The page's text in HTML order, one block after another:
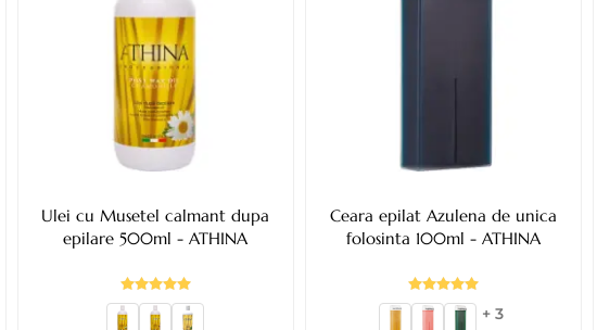
Ulei cu Musetel calmant dupa
epilare 500ml - ATHINA
Ceara epilat Azulena de unica
folosinta 100ml - ATHINA
+ 3